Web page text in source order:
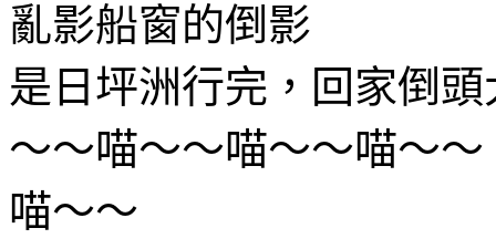
亂影船窗的倒影
是日坪洲行完，回家倒頭
～～喵～～喵～～喵～
喵～～